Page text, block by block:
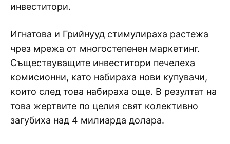
инвеститори.
Игнатова и Грийнууд стимулираха растежа
чрез мрежа от многостепенен маркетинг.
Съществуващите инвеститори печелеха
комисионни, като набираха нови купувачи,
които след това набираха още. В резултат на
това жертвите по целия свят колективно
загубиха над 4 милиарда долара.